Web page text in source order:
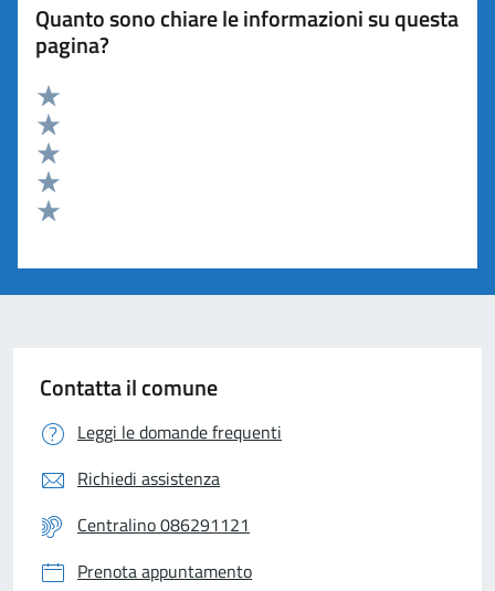
Quanto sono chiare le informazioni su questa
pagina?
Valuta 5 stelle su 5
Valuta 4 stelle su 5
Valuta 3 stelle su 5
Valuta 2 stelle su 5
Contatta il comune
Leggi le domande frequenti
Richiedi assistenza
Centralino 086291121
Prenota appuntamento